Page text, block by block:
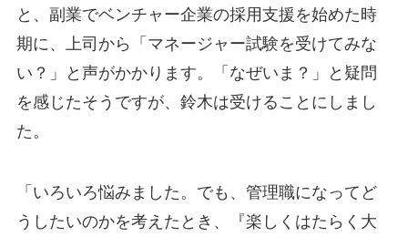
と、副業でベンチャー企業の採用支援を始めた時
期に、上司から「マネージャー試験を受けてみな
い？」と声がかかります。「なぜいま？」と疑問
を感じたそうですが、鈴木は受けることにしまし
た。
「いろいろ悩みました。でも、管理職になってど
うしたいのかを考えたとき、『楽しくはたらく大